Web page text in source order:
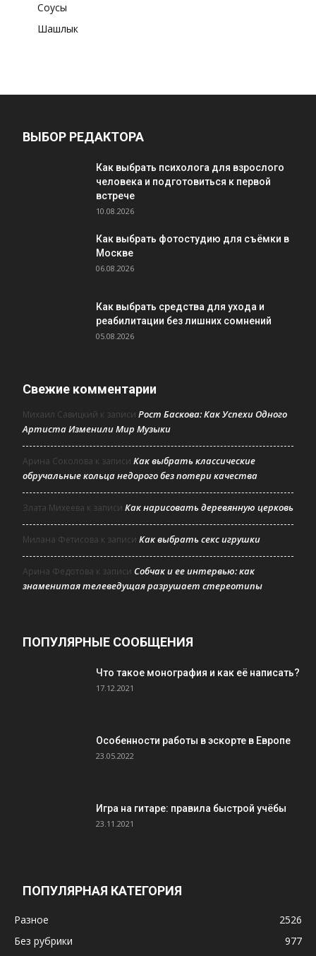
Соусы
Шашлык
ВЫБОР РЕДАКТОРА
Как выбрать психолога для взрослого
человека и подготовиться к первой
встрече
10.08.2026
Как выбрать фотостудию для съёмки в
Москве
06.08.2026
Как выбрать средства для ухода и
реабилитации без лишних сомнений
05.08.2026
Свежие комментарии
Михаил Савицкий к записи Рост Баскова: Как Успехи Одного
Артиста Изменили Мир Музыки
Арина Соколова к записи Как выбрать классические
обручальные кольца недорого без потери качества
Злата Михеева к записи Как нарисовать деревянную церковь
Милана Фетисова к записи Как выбрать секс игрушки
Арина Федотова к записи Собчак и ее интервью: как
знаменитая телеведущая разрушает стереотипы
ПОПУЛЯРНЫЕ СООБЩЕНИЯ
Что такое монография и как её написать?
17.12.2021
Особенности работы в эскорте в Европе
23.05.2022
Игра на гитаре: правила быстрой учёбы
23.11.2021
ПОПУЛЯРНАЯ КАТЕГОРИЯ
Разное
2526
Без рубрики
977